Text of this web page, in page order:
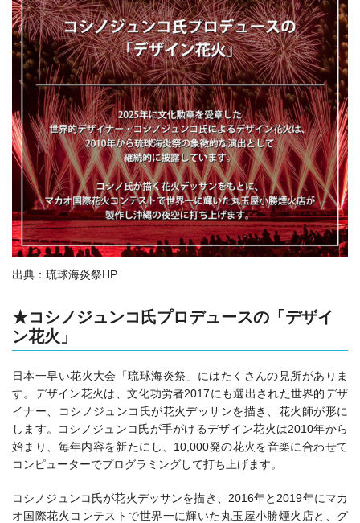
出典：琉球海炎祭HP
★コシノジュンコ氏プロデュースの「デザイ
ン花火」
日本一早い花火大会「琉球海炎祭」にはたくさんの見所がありま
す。デザイン花火は、 文化功労者2017にも選出された世界的デザ
イナー、
コシノジュンコ氏が花火デッサンを描き、花火師が形に
します。
コシノジュンコ氏が手がけるデザイン花火は2010年から
始まり、 毎年内容を新たにし、 10,000発の花火を音楽に合わせて
コンピューターでプログラミングして打ち上げます。
コシノジュンコ氏が花火デッサンを描き、2016年と2019年にマカ
オ国際花火コンテストで世界一に輝いた丸玉屋小勝煙火店と、 グ